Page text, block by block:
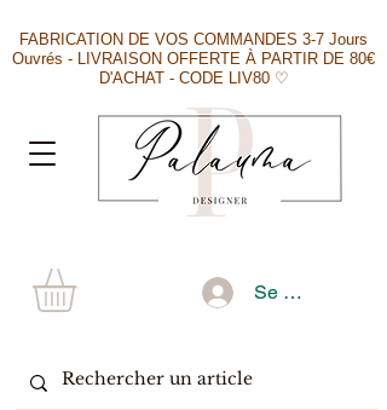
FABRICATION DE VOS COMMANDES 3-7 Jours
Ouvrés - LIVRAISON OFFERTE À PARTIR DE 80€
D'ACHAT - CODE LIV80 ♡
Se connecter